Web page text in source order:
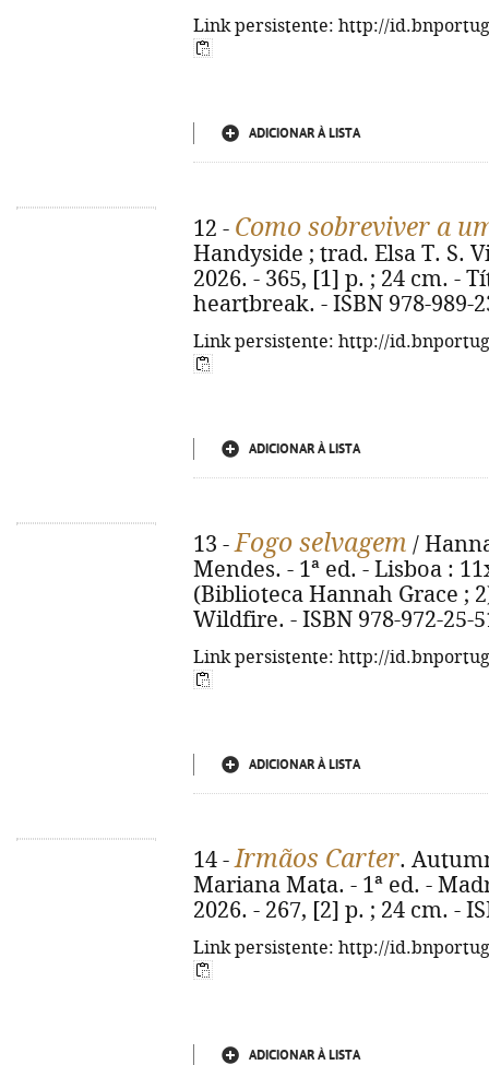
Link persistente: http://
ADICIONAR À LISTA
12 - Como sobreviver a
Handyside ; trad. Elsa T. S.
2026. - 365, [1] p. ; 24 cm. -
heartbreak. - ISBN 978-989-
Link persistente: http://
ADICIONAR À LISTA
13 -Fogo selvagem /
Mendes. - 1ª ed. - Lisboa :
(Biblioteca Hannah Grace ;
Wildfire. - ISBN 978-972-25-
Link persistente: http://
ADICIONAR À LISTA
14 -Irmãos Carter.
Mariana Mata. - 1ª ed. -
2026. - 267, [2] p. ; 24 cm. -
Link persistente: http://
ADICIONAR À LISTA